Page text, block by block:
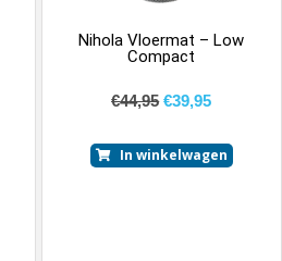
Nihola Vloermat – Low
Compact
€44,95 €39,95
In winkelwagen